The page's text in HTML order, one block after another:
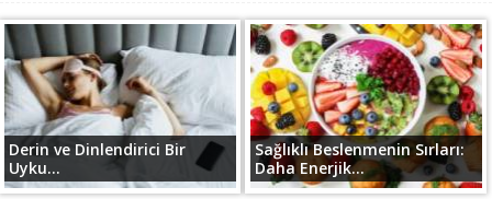
Derin ve Dinlendirici Bir
Uyku...
Sağlıklı Beslenmenin Sırları:
Daha Enerjik...